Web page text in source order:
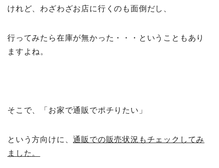
けれど、わざわざお店に行くのも面倒だし、
行ってみたら在庫が無かった・・・ということもあり
ますよね。
そこで、「お家で通販でポチりたい」
という方向けに、通販での販売状況もチェックしてみ
ました。